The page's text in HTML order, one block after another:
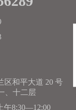
区和平大道 20 号
、十二层
午8:30—12:00